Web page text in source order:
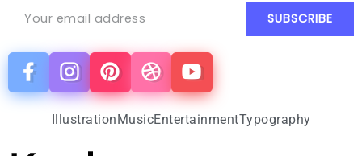
IllustrationMusicEntertainmentTypography